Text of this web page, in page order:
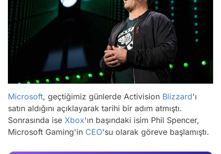
Microsoft, geçtiğimiz günlerde Activision Blizzard'ı
satın aldığını açıklayarak tarihi bir adım atmıştı.
Sonrasında ise Xbox'ın başındaki isim Phil Spencer,
Microsoft Gaming'in CEO'su olarak göreve başlamıştı.
Test